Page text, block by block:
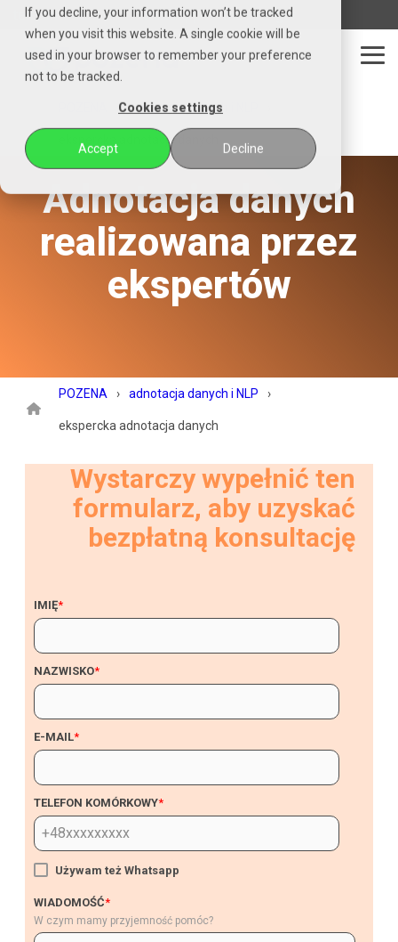
If you decline, your information won’t be tracked
when you visit this website. A single cookie will be
used in your browser to remember your preference
not to be tracked.
Cookies settings
Accept Decline
Czytaj
stronę
główną
POZENA
telefon email whatsapp messenger
adnotacja danych i NLP
ekspercka adnotacja danych
Adnotacja danych
realizowana przez
ekspertów
POZENA adnotacja danych i NLP
ekspercka adnotacja danych
Wystarczy wypełnić ten
formularz, aby uzyskać
bezpłatną konsultację
IMIĘ*
NAZWISKO*
E-MAIL*
TELEFON KOMÓRKOWY*
Używam też Whatsapp
WIADOMOŚĆ*
W czym mamy przyjemność pomóc?